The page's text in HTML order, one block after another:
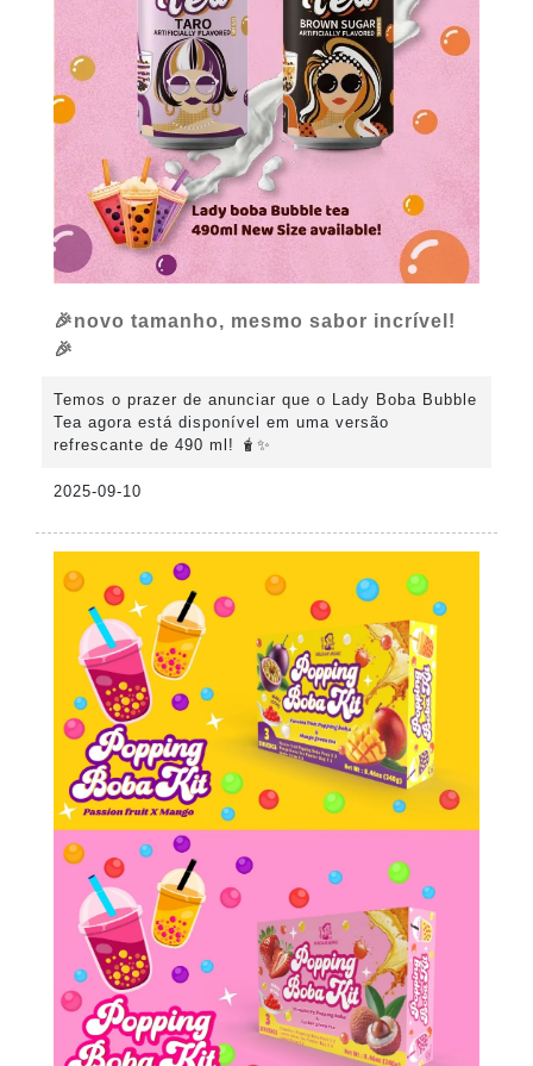
🎉novo tamanho, mesmo sabor incrível!
🎉
Temos o prazer de anunciar que o Lady Boba Bubble
Tea agora está disponível em uma versão
refrescante de 490 ml! 🧋✨
2025-09-10